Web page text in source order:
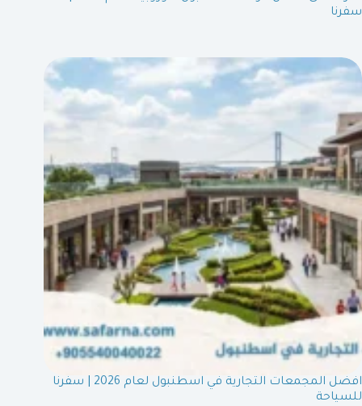
سفرنا
افضل المجمعات التجارية في اسطنبول لعام 2026 | سفرنا
للسياحة